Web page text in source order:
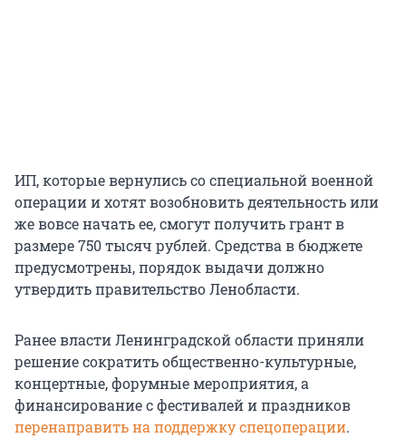
ИП, которые вернулись со специальной военной
операции и хотят возобновить деятельность или
же вовсе начать ее, смогут получить грант в
размере 750 тысяч рублей. Средства в бюджете
предусмотрены, порядок выдачи должно
утвердить правительство Ленобласти.
Ранее власти Ленинградской области приняли
решение сократить общественно-культурные,
концертные, форумные мероприятия, а
финансирование с фестивалей и праздников
перенаправить на поддержку спецоперации.